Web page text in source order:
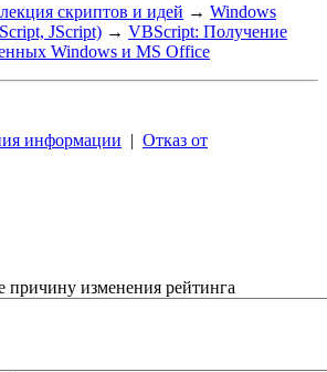
скриптов и идей → Windows
JScript) → VBScript: Получение
Windows и MS Office
информации | Отказ от
причину изменения рейтинга